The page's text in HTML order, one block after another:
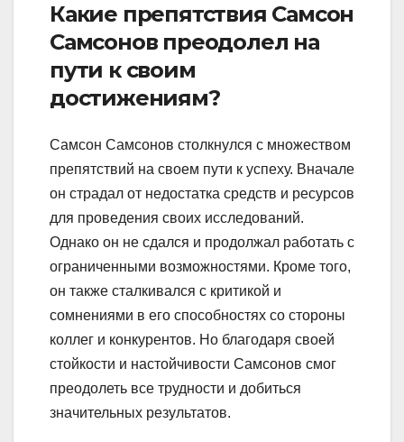
Какие препятствия Самсон
Самсонов преодолел на
пути к своим
достижениям?
Самсон Самсонов столкнулся с множеством
препятствий на своем пути к успеху. Вначале
он страдал от недостатка средств и ресурсов
для проведения своих исследований.
Однако он не сдался и продолжал работать с
ограниченными возможностями. Кроме того,
он также сталкивался с критикой и
сомнениями в его способностях со стороны
коллег и конкурентов. Но благодаря своей
стойкости и настойчивости Самсонов смог
преодолеть все трудности и добиться
значительных результатов.